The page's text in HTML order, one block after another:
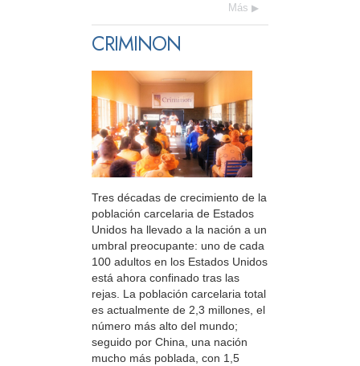
Más
CRIMINON
Tres décadas de crecimiento de la
población carcelaria de Estados
Unidos ha llevado a la nación a un
umbral preocupante: uno de cada
100 adultos en los Estados Unidos
está ahora confinado tras las
rejas. La población carcelaria total
es actualmente de 2,3 millones, el
número más alto del mundo;
seguido por China, una nación
mucho más poblada, con 1,5